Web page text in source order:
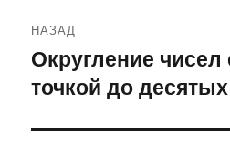
по
записям
НАЗАД
Предыдущая
запись:
Округление
точкой до